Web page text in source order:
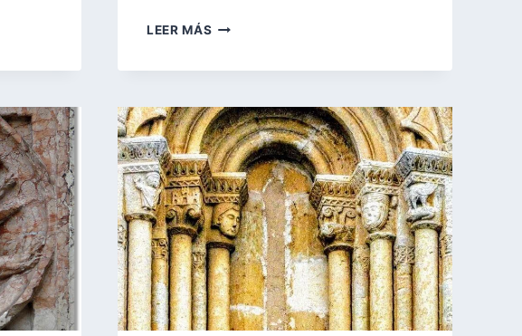
LEER MÁS LA
1974